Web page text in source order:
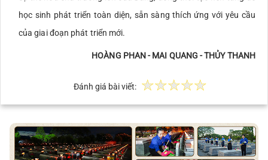
học sinh phát triển toàn diện, sẵn sàng thích ứng với yêu cầu
của giai đoạn phát triển mới.
HOÀNG PHAN - MAI QUANG - THỦY THANH
Đánh giá bài viết: